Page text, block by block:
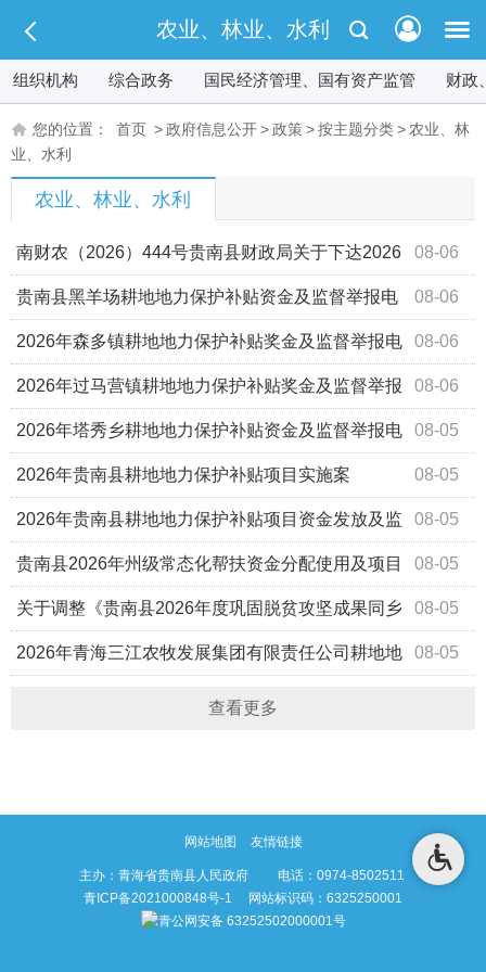
农业、林业、水利
组织机构 综合政务 国民经济管理、国有资产监管 财政
您的位置： 首页 >政府信息公开>政策>按主题分类> 农业、林
业、水利
农业、林业、水利
08-06
南财农（2026）444号贵南县财政局关于下达2026
年州级财政衔接推进乡村振兴补助资金（财政常态化帮扶资
金）的通知
08-06
贵南县黑羊场耕地地力保护补贴资金及监督举报电
话的公示 08-06
2026年森多镇耕地地力保护补贴奖金及监督举报电
话的公示 08-06
2026年过马营镇耕地地力保护补贴奖金及监督举报
电话的公示 08-05
2026年塔秀乡耕地地力保护补贴资金及监督举报电
话的公示 08-05
2026年贵南县耕地地力保护补贴项目实施案
08-05
2026年贵南县耕地地力保护补贴项目资金发放及监
督电话的公示 08-05
贵南县2026年州级常态化帮扶资金分配使用及项目
实施方案 08-05
关于调整《贵南县2026年度巩固脱贫攻坚成果同乡
村振兴有效衔接（常态化帮扶资金）项目库》的公示08-05
2026年青海三江农牧发展集团有限责任公司耕地地
查看更多
网站地图 友情链接
主办：青海省贵南县人民政府 电话：0974-8502511
青ICP备2021000848号-1 网站标识码：6325250001
青公网安备 63252502000001号